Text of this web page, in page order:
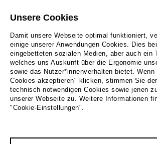
Play
Zurück|Übersicht
Film Info
Unsere Cookies
Damit unsere Webseite optimal funktioniert,
einige unserer Anwendungen Cookies. Dies
eingebetteten sozialen Medien, aber auch ein
welches uns Auskunft über die Ergonomie
sowie das Nutzer*innenverhalten bietet.
Cookies akzeptieren" klicken, stimmen Sie
technisch notwendigen Cookies sowie jenen
unserer Webseite zu. Weitere Informationen
"Cookie-Einstellungen".